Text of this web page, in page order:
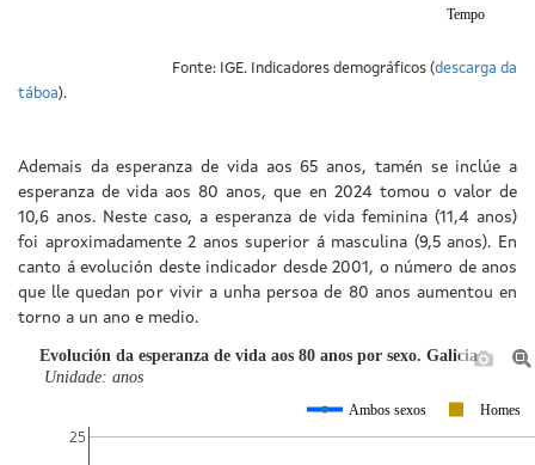
Tempo
Fonte: IGE. Indicadores demográficos (descarga da
táboa).
Ademais da esperanza de vida aos 65 anos, tamén se inclúe a
esperanza de vida aos 80 anos, que en 2024 tomou o valor de
10,6 anos. Neste caso, a esperanza de vida feminina (11,4 anos)
foi aproximadamente 2 anos superior á masculina (9,5 anos). En
canto á evolución deste indicador desde 2001, o número de anos
que lle quedan por vivir a unha persoa de 80 anos aumentou en
torno a un ano e medio.
25
Ambos sexos Homes
Evolución da esperanza de vida aos 80 anos por sexo. Galicia
Unidade: anos